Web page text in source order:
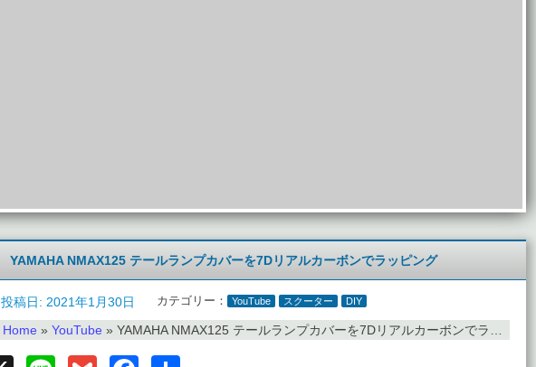
YAMAHA NMAX125 テールランプカバーを7Dリアルカーボンでラッピング
投稿日: 2021年1月30日 カテゴリー： YouTube スクーター DIY
Home » YouTube » YAMAHA NMAX125 テールランプカバーを7Dリアルカーボンでラッピング